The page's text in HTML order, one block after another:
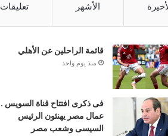
الأشهر تعليقات
قائمة الراحلين عن الأهلي
منذ يوم واحد
فى ذكرى افتتاح قناة السويس
عمال مصر يهنئون الرئيس
السيسى وشعب مصر